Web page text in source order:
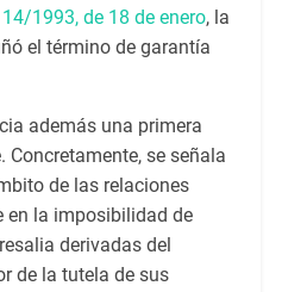
1993, de 18 de enero, la
el término de garantía
además una primera
Concretamente, se señala
de las relaciones
en la imposibilidad de
derivadas del
de la tutela de sus